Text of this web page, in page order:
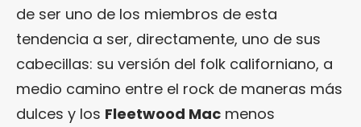
de ser uno de los miembros de esta
tendencia a ser, directamente, uno de sus
cabecillas: su versión del folk californiano, a
medio camino entre el rock de maneras más
dulces y los Fleetwood Mac menos